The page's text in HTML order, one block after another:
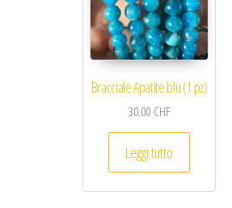
Bracciale Apatite blu (1 pz)
30.00 CHF
Leggi tutto